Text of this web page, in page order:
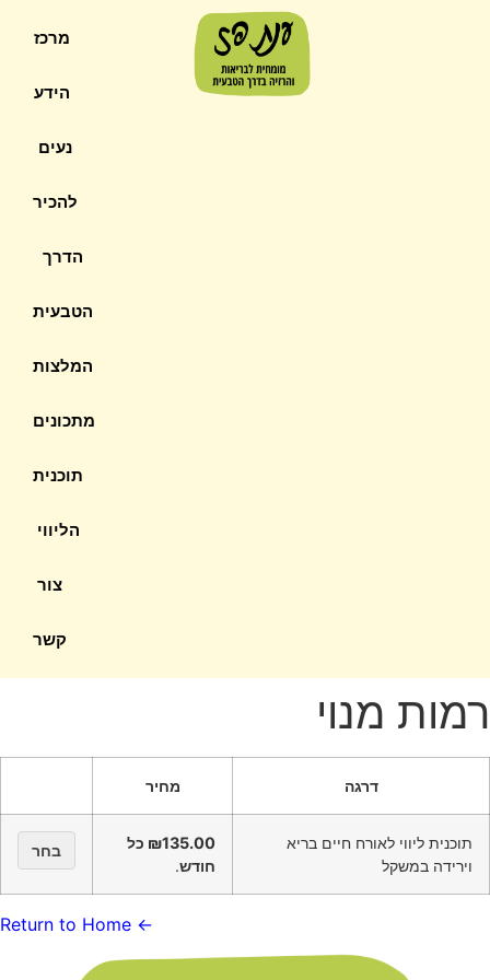
מרכז
הידע
נעים
להכיר
הדרך
הטבעית
המלצות
מתכונים
תוכנית
הליווי
צור
קשר
רמות מנוי
‎דרגה מחיר
תוכנית ליווי לאורח חיים בריא
וירידה במשקל
₪135.00 כל
.
בחר
← Return to Home